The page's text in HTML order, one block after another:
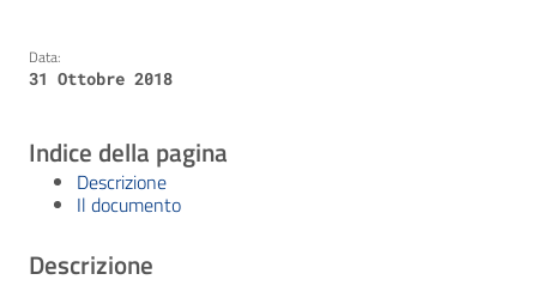
Data:
31 Ottobre 2018
Indice della pagina
Descrizione
Il documento
Descrizione